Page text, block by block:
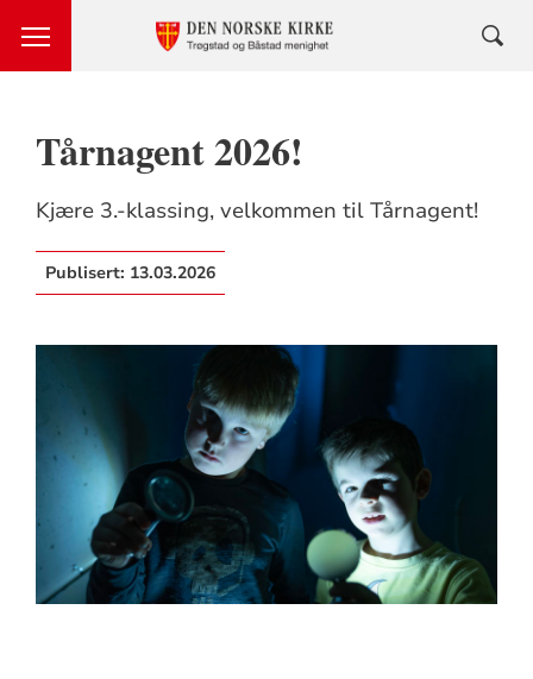
Tårnagent 2026!
Kjære 3.-klassing, velkommen til Tårnagent!
Publisert: 13.03.2026